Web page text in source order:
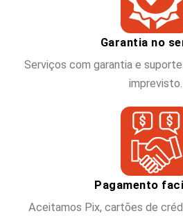
Garantia no
Serviços com garantia e
imprevisto.
Pagamento
Aceitamos Pix, cartões de